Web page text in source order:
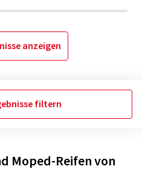
anzeigen
filtern
Moped-Reifen von